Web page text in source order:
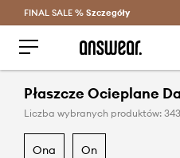
Oszczędzaj z
FINAL SALE % Szczegóły
Płaszcze Ocieplane
Liczba wybranych produktów: 343
ona on